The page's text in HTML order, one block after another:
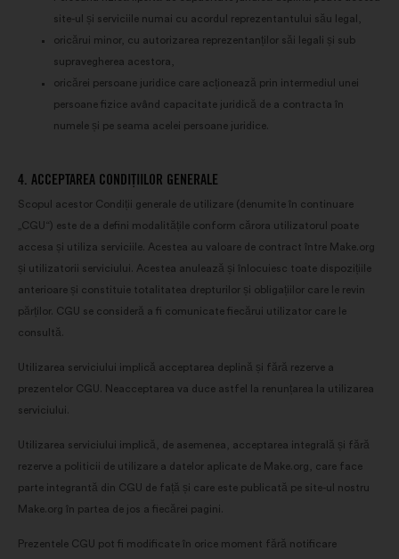
site-ul și serviciile numai cu acordul reprezentantului său legal,
oricărui minor, cu autorizarea reprezentanților săi legali și sub
supravegherea acestora,
oricărei persoane juridice care acționează prin intermediul unei
persoane fizice având capacitate juridică de a contracta în
numele și pe seama acelei persoane juridice.
4. ACCEPTAREA CONDIȚIILOR GENERALE
Scopul acestor Condiții generale de utilizare (denumite în continuare
„CGU“) este de a defini modalitățile conform cărora utilizatorul poate
accesa și utiliza serviciile. Acestea au valoare de contract între Make.org
și utilizatorii serviciului. Acestea anulează și înlocuiesc toate dispozițiile
anterioare și constituie totalitatea drepturilor și obligațiilor care le revin
părților. CGU se consideră a fi comunicate fiecărui utilizator care le
consultă.
Utilizarea serviciului implică acceptarea deplină și fără rezerve a
prezentelor CGU. Neacceptarea va duce astfel la renunțarea la utilizarea
serviciului.
Utilizarea serviciului implică, de asemenea, acceptarea integrală și fără
rezerve a politicii de utilizare a datelor aplicate de Make.org, care face
parte integrantă din CGU de față și care este publicată pe site-ul nostru
Make.org în partea de jos a fiecărei pagini.
Prezentele CGU pot fi modificate în orice moment fără notificare